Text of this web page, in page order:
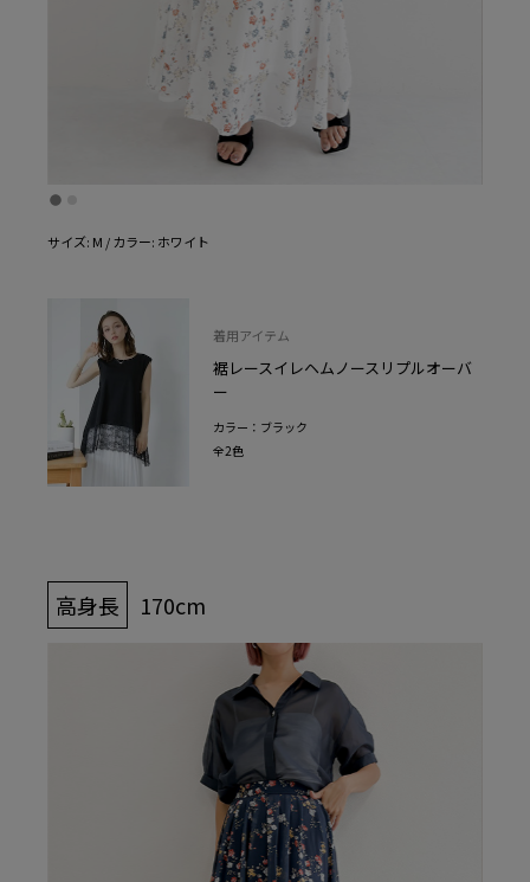
サイズ: M / カラー: ホワイト
着用アイテム
裾レースイレヘムノースリプルオーバ
ー
カラー：ブラック
全2色
高身長 170cm